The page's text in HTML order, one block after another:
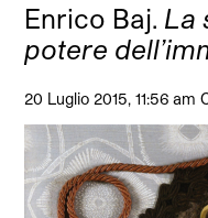
Enrico Baj. La
potere
20 Luglio 2015, 11:56 am